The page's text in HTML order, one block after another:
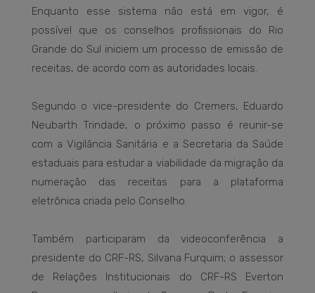
Enquanto esse sistema não está em vigor, é
possível que os conselhos profissionais do Rio
Grande do Sul iniciem um processo de emissão de
receitas, de acordo com as autoridades locais.
Segundo o vice-presidente do Cremers, Eduardo
Neubarth Trindade, o próximo passo é reunir-se
com a Vigilância Sanitária e a Secretaria da Saúde
estaduais para estudar a viabilidade da migração da
numeração das receitas para a plataforma
eletrônica criada pelo Conselho.
Também participaram da videoconferência a
presidente do CRF-RS, Silvana Furquim; o assessor
de Relações Institucionais do CRF-RS Everton